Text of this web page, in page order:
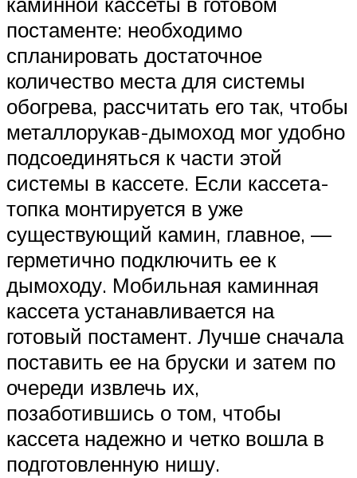
постаменте: необходимо
спланировать достаточное
количество места для системы
обогрева, рассчитать его так, чтобы
металлорукав-дымоход мог удобно
подсоединяться к части этой
системы в кассете. Если кассета-
топка монтируется в уже
существующий камин, главное, —
герметично подключить ее к
дымоходу. Мобильная каминная
кассета устанавливается на
готовый постамент. Лучше сначала
поставить ее на бруски и затем по
очереди извлечь их,
позаботившись о том, чтобы
кассета надежно и четко вошла в
подготовленную нишу.